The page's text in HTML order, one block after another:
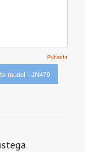
Puhasta
mudel - JN479